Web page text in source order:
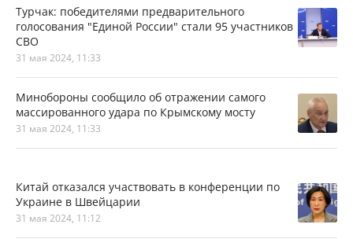
Турчак: победителями предварительного
голосования "Единой России" стали 95 участников
СВО
31 мая 2024, 11:33
Минобороны сообщило об отражении самого
массированного удара по Крымскому мосту
31 мая 2024, 11:33
Китай отказался участвовать в конференции по
Украине в Швейцарии
31 мая 2024, 11:12